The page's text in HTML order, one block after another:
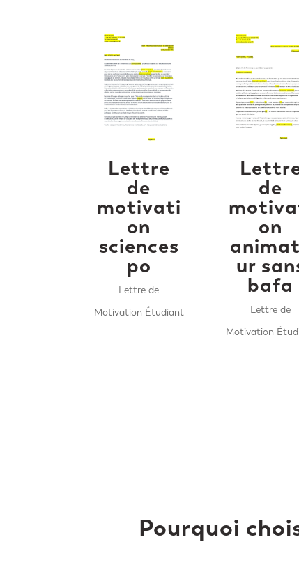
Lettre
de
motivati
on
sciences
po
Lettre de
Motivation Étudiant
de
on
ur
bafa
Lettre de
Motivation
Pourquoi